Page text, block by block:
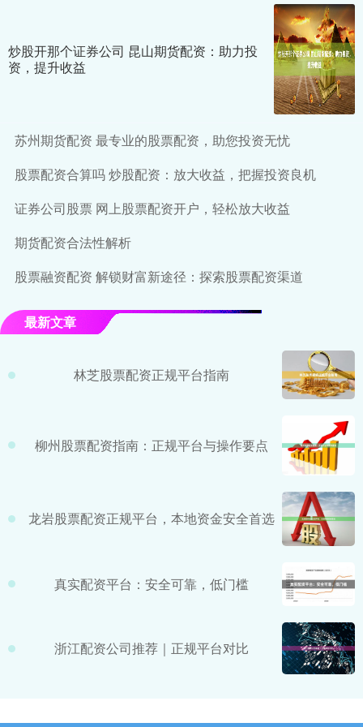
炒股开那个证券公司 昆山期货配资：助力投
资，提升收益
苏州期货配资 最专业的股票配资，助您投资无忧
股票配资合算吗 炒股配资：放大收益，把握投资良机
证券公司股票 网上股票配资开户，轻松放大收益
期货配资合法性解析
股票融资配资 解锁财富新途径：探索股票配资渠道
最新文章
林芝股票配资正规平台指南
柳州股票配资指南：正规平台与操作要点
龙岩股票配资正规平台，本地资金安全首选
真实配资平台：安全可靠，低门槛
浙江配资公司推荐｜正规平台对比